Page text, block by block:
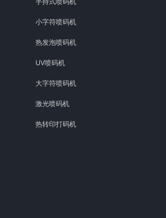
小字符喷码机
热发泡喷码机
UV喷码机
大字符喷码机
激光喷码机
热转印打码机